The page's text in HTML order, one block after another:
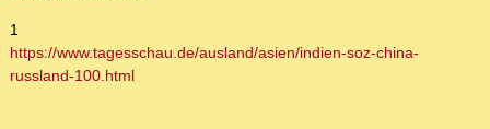
1
https://www.tagesschau.de/ausland/asien/indien-soz-china-
russland-100.html